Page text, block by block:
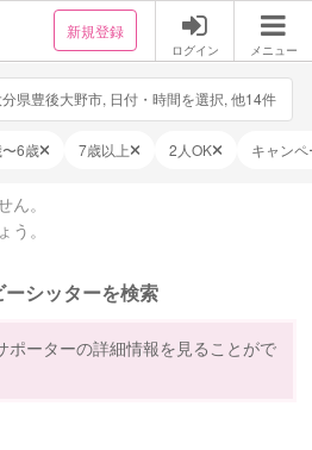
新規登録
ログイン メニュー
県豊後大野市, 日付・時間を選択, 他14件
6歳 7歳以上 2人OK キャン
。
。
シッターを検索
ポーターの詳細情報を見ることがで